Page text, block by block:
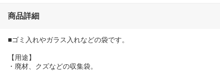
商品詳細
■ゴミ入れやガラス入れなどの袋です。
【用途】
・廃材、クズなどの収集袋。